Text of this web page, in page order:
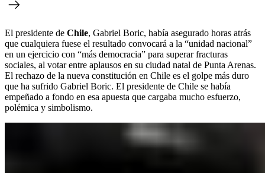
El presidente de Chile, Gabriel Boric, había asegurado horas atrás
que cualquiera fuese el resultado convocará a la “unidad nacional”
en un ejercicio con “más democracia” para superar fracturas
sociales, al votar entre aplausos en su ciudad natal de Punta Arenas.
El rechazo de la nueva constitución en Chile es el golpe más duro
que ha sufrido Gabriel Boric. El presidente de Chile se había
empeñado a fondo en esa apuesta que cargaba mucho esfuerzo,
polémica y simbolismo.